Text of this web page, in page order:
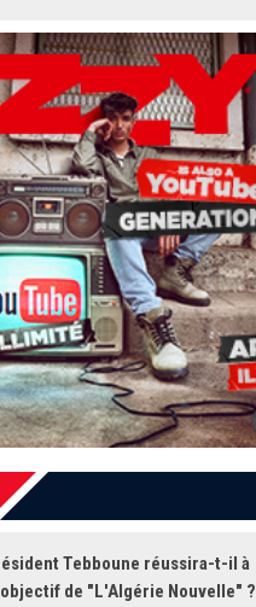
Tebboune réussira-t-il à
de "L'Algérie Nouvelle" ?